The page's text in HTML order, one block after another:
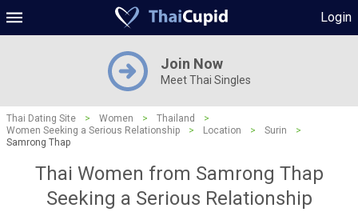
Login
Join Now
Meet Thai Singles
Thai Dating Site > Women > Thailand
>
Women Seeking a Serious Relationship
> Location > Surin
>
Samrong Thap
Thai Women from Samrong Thap
Seeking a Serious Relationship